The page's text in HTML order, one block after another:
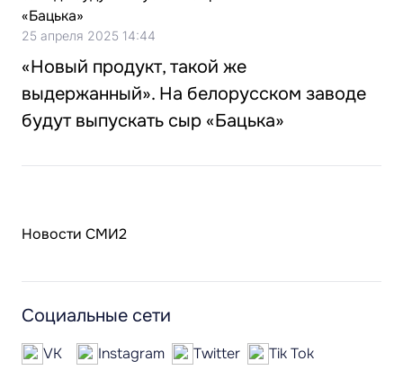
25 апреля 2025 14:44
«Новый продукт, такой же
выдержанный». На белорусском заводе
будут выпускать сыр «Бацька»
Новости СМИ2
Социальные сети
VK Instagram Twitter
Tik Tok